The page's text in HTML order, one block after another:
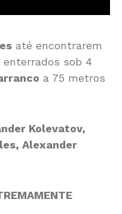
até encontrarem
sob 4
a 75 metros
Kolevatov,
Alexander